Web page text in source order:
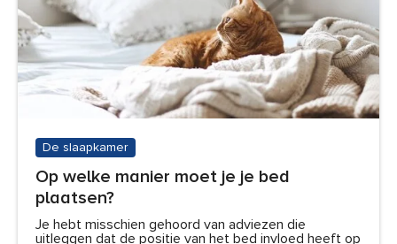
De slaapkamer
Op welke manier moet je je bed
plaatsen?
Je hebt misschien gehoord van adviezen die
uitleggen dat de positie van het bed invloed heeft op